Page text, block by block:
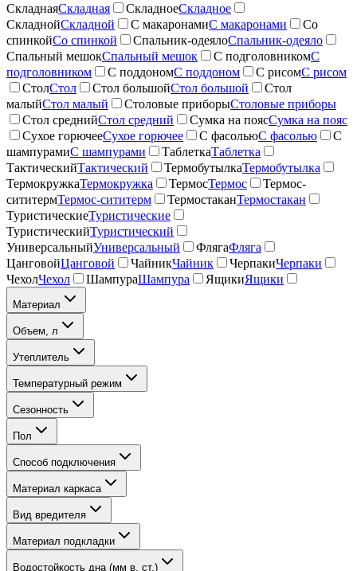
СкладнаяСкладная СкладноеСкладное
СкладнойСкладной С макаронамиС макаронами
Со
спинкойСо спинкой Спальник-одеялоСпальник-одеяло
Спальный мешокСпальный мешок С подголовникомС
подголовником
С поддономС поддоном С рисомС рисом
СтолСтол Стол большойСтол большой
Стол
малыйСтол малый Столовые приборыСтоловые приборы
Стол среднийСтол средний Сумка на поясСумка на пояс
Сухое горючееСухое горючее С фасольюС фасолью
С
шампурамиС шампурами ТаблеткаТаблетка
ТактическийТактический ТермобутылкаТермобутылка
ТермокружкаТермокружка ТермосТермос
Термос-
сититермТермос-сититерм ТермостаканТермостакан
ТуристическиеТуристические
ТуристическийТуристический
УниверсальныйУниверсальный ФлягаФляга
ЦанговойЦанговой ЧайникЧайник ЧерпакиЧерпаки
ЧехолЧехол ШампураШампура ЯщикиЯщики
Материал
Объем, л
Утеплитель
Температурный режим
Сезонность
Пол
Способ подключения
Материал каркаса
Вид вредителя
Материал подкладки
Водостойкость дна (мм в. ст.)